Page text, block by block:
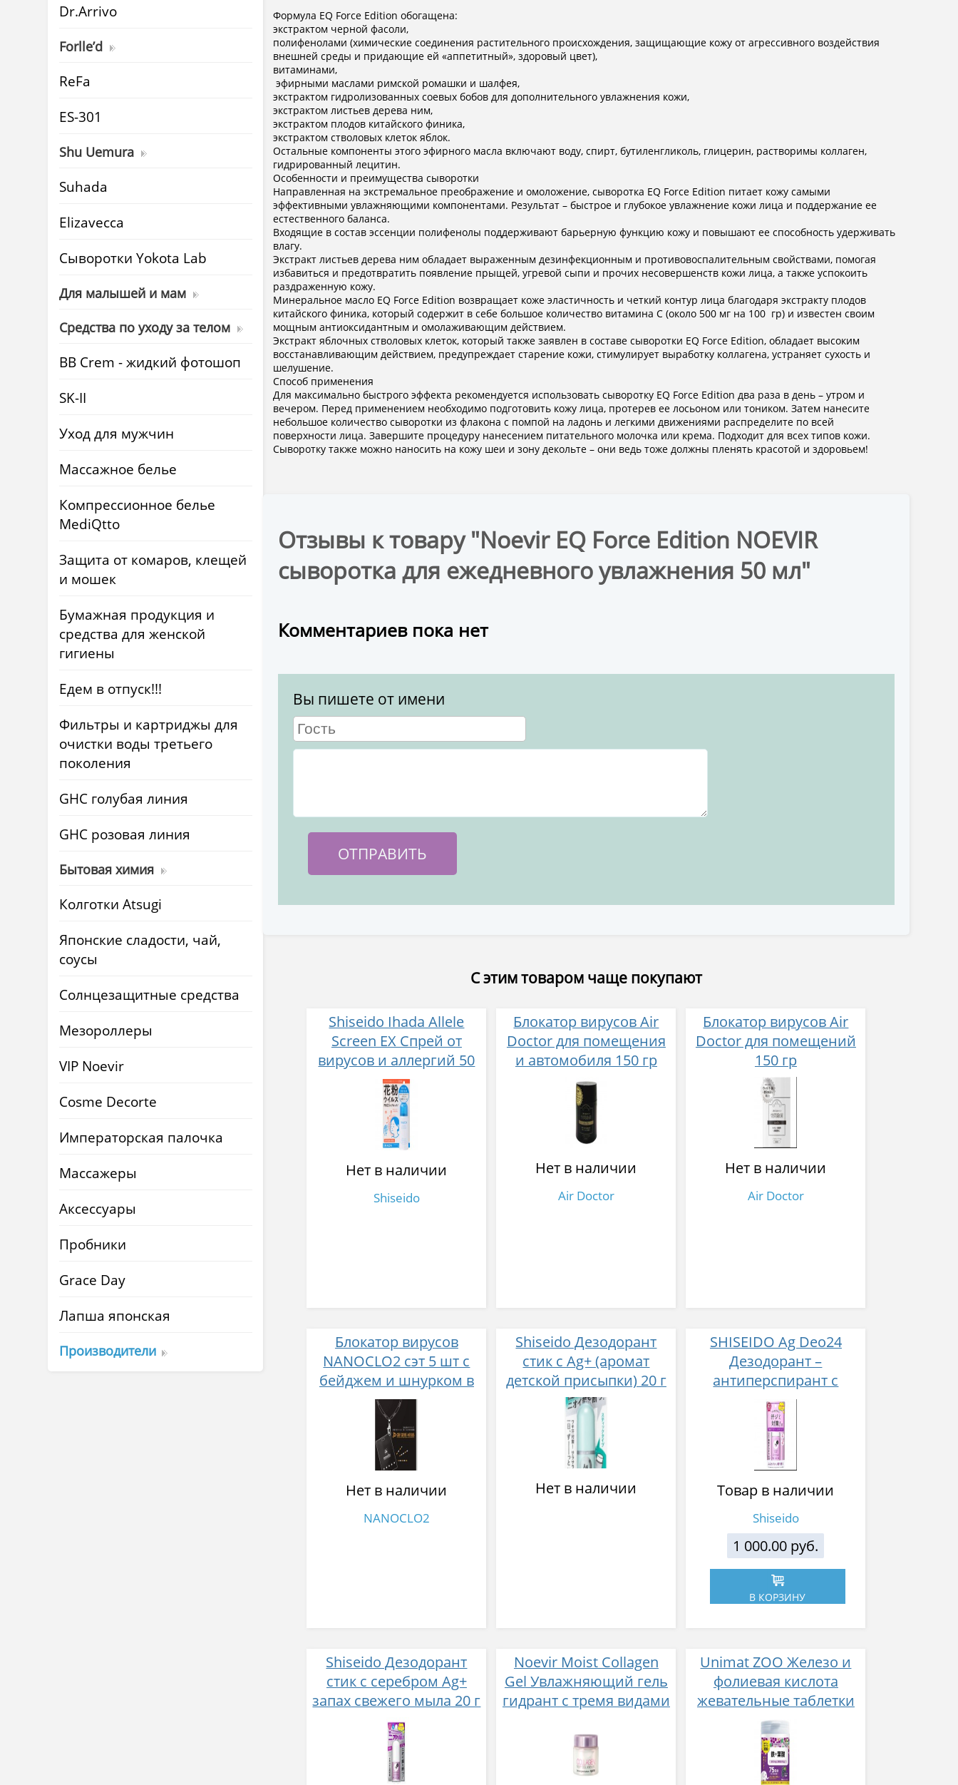
Dr.Arrivo
Forlle’d
ReFa
ES-301
Shu Uemura
Suhada
Elizavecca
Cыворотки Yokota Lab
Для малышей и мам
Средства по уходу за телом
BB Crem - жидкий фотошоп
SK-II
Уход для мужчин
Массажное белье
Компрессионное белье
MediQtto
Защита от комаров, клещей
и мошек
Бумажная продукция и
средства для женской
гигиены
Едем в отпуск!!!
Фильтры и картриджы для
очистки воды третьего
поколения
GHC голубая линия
GHC розовая линия
Бытовая химия
Колготки Atsugi
Японские сладости, чай,
соусы
Солнцезащитные средства
Мезороллеры
VIP Noevir
Cosme Decorte
Императорская палочка
Массажеры
Аксессуары
Пробники
Grace Day
Лапша японская
Производители
Формула EQ Force Edition обогащена:
экстрактом черной фасоли,
полифенолами (химические соединения растительного происхождения, защищающие кожу от агрессивного воздействия
внешней среды и придающие ей «аппетитный», здоровый цвет),
витаминами,
эфирными маслами римской ромашки и шалфея,
экстрактом гидролизованных соевых бобов для дополнительного увлажнения кожи,
экстрактом листьев дерева ним,
экстрактом плодов китайского финика,
экстрактом стволовых клеток яблок.
Остальные компоненты этого эфирного масла включают воду, спирт, бутиленгликоль, глицерин, растворимы коллаген,
гидрированный лецитин.
Особенности и преимущества сыворотки
Направленная на экстремальное преображение и омоложение, сыворотка EQ Force Edition питает кожу самыми
эффективными увлажняющими компонентами. Результат – быстрое и глубокое увлажнение кожи лица и поддержание ее
естественного баланса.
Входящие в состав эссенции полифенолы поддерживают барьерную функцию кожу и повышают ее способность удерживать
влагу.
Экстракт листьев дерева ним обладает выраженным дезинфекционным и противовоспалительным свойствами, помогая
избавиться и предотвратить появление прыщей, угревой сыпи и прочих несовершенств кожи лица, а также успокоить
раздраженную кожу.
Минеральное масло EQ Force Edition возвращает коже эластичность и четкий контур лица благодаря экстракту плодов
китайского финика, который содержит в себе большое количество витамина C (около 500 мг на 100 гр) и известен своим
мощным антиоксидантным и омолаживающим действием.
Экстракт яблочных стволовых клеток, который также заявлен в составе сыворотки EQ Force Edition, обладает высоким
восстанавливающим действием, предупреждает старение кожи, стимулирует выработку коллагена, устраняет сухость и
шелушение.
Способ применения
Для максимально быстрого эффекта рекомендуется использовать сыворотку EQ Force Edition два раза в день – утром и
вечером. Перед применением необходимо подготовить кожу лица, протерев ее лосьоном или тоником. Затем нанесите
небольшое количество сыворотки из флакона с помпой на ладонь и легкими движениями распределите по всей
поверхности лица. Завершите процедуру нанесением питательного молочка или крема. Подходит для всех типов кожи.
Сыворотку также можно наносить на кожу шеи и зону декольте – они ведь тоже должны пленять красотой и здоровьем!
Отзывы к товару "Noevir EQ Force Edition NOEVIR
сыворотка для ежедневного увлажнения 50 мл"
Комментариев пока нет
Вы пишете от имени
С этим товаром чаще покупают
Shiseido Ihada Allele
Screen EX Спрей от
вирусов и аллергий 50
гр
Нет в наличии
Shiseido
Блокатор вирусов Air
Doctor для помещения
и автомобиля 150 гр
Нет в наличии
Air Doctor
Блокатор вирусов Air
Doctor для помещений
150 гр
Нет в наличии
Air Doctor
Блокатор вирусов
NANOCLO2 сэт 5 шт с
бейджем и шнурком в
черном дизайне
Нет в наличии
NANOCLO2
Shiseido Дезодорант
стик с Ag+ (аромат
детской присыпки) 20 г
Нет в наличии
SHISEIDO Ag Deo24
Дезодорант –
антиперспирант с
ионами серебра
роликовый аромат
свежего мыла 40 мл.
Товар в наличии
Shiseido
1 000.00 руб.
В КОРЗИНУ
Shiseido Дезодорант
стик с серебром Ag+
запах свежего мыла 20 г
Noevir Moist Collagen
Gel Увлажняющий гель
гидрант с тремя видами
Unimat ZOO Железо и
фолиевая кислота
жевательные таблетки
со вкусом винограда №
150